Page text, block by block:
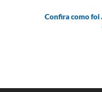
Confira como foi